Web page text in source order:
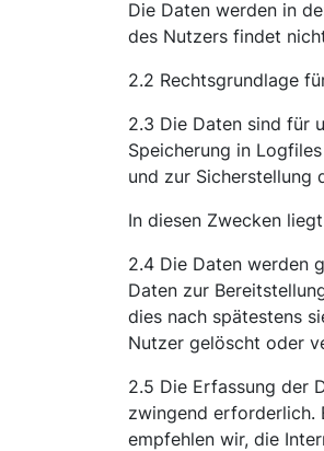
Die Daten werden in
des Nutzers findet
2.2 Rechtsgrundlage
2.3 Die Daten sind für
Speicherung in
und zur Sicherstellung
In diesen Zwecken
2.4 Die Daten werden
Daten zur
dies nach spätestens
Nutzer gelöscht oder
2.5 Die Erfassung der
zwingend erforderlich.
empfehlen wir, die